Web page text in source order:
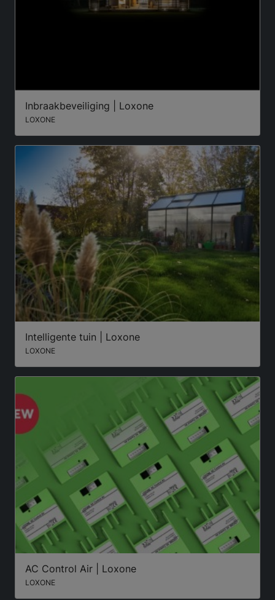
Inbraakbeveiliging | Loxone
LOXONE
Intelligente tuin | Loxone
LOXONE
AC Control Air | Loxone
LOXONE